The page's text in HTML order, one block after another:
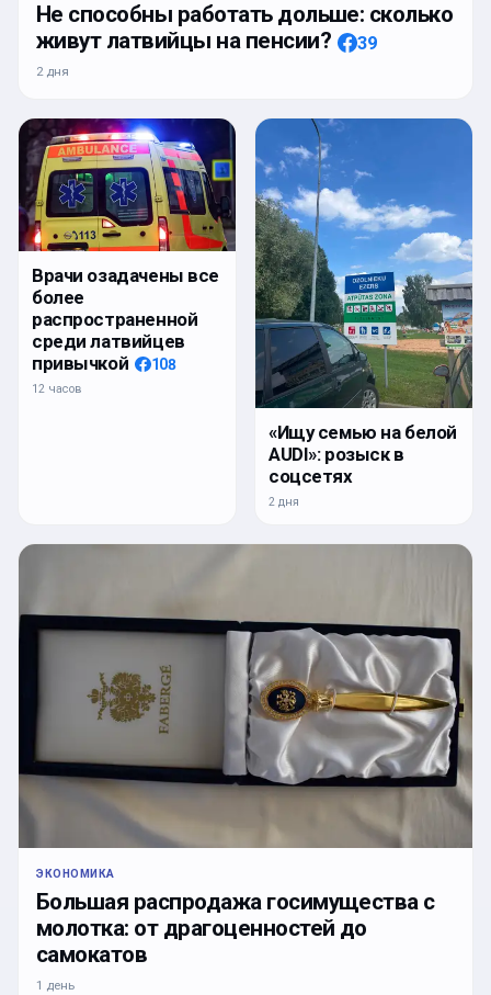
Не способны работать дольше: сколько
живут латвийцы на пенсии?
39
2 дня
Врачи озадачены все
более
распространенной
среди латвийцев
привычкой
108
12 часов
«Ищу семью на белой
AUDI»: розыск в
соцсетях
2 дня
ЭКОНОМИКА
Большая распродажа госимущества с
молотка: от драгоценностей до
самокатов
1 день